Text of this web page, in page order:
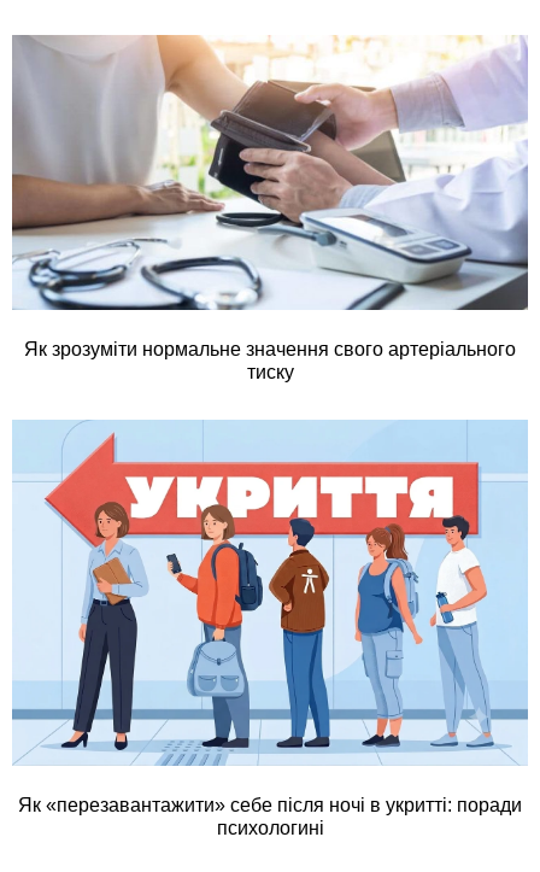
Як зрозуміти нормальне значення свого артеріального
тиску
Як «перезавантажити» себе після ночі в укритті: поради
психологині